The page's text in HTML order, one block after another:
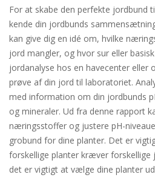
For at skabe den perfekte jordbund
kende din jordbunds
kan give dig en idé om, hvilke
jord mangler, og hvor sur eller
jordanalyse hos en havecenter eller
prøve af din jord til laboratoriet.
med information om din jordbunds
og mineraler. Ud fra denne rapport
næringsstoffer og justere pH-
grobund for dine planter. Det er
forskellige planter kræver forskellige
det er vigtigt at vælge dine planter